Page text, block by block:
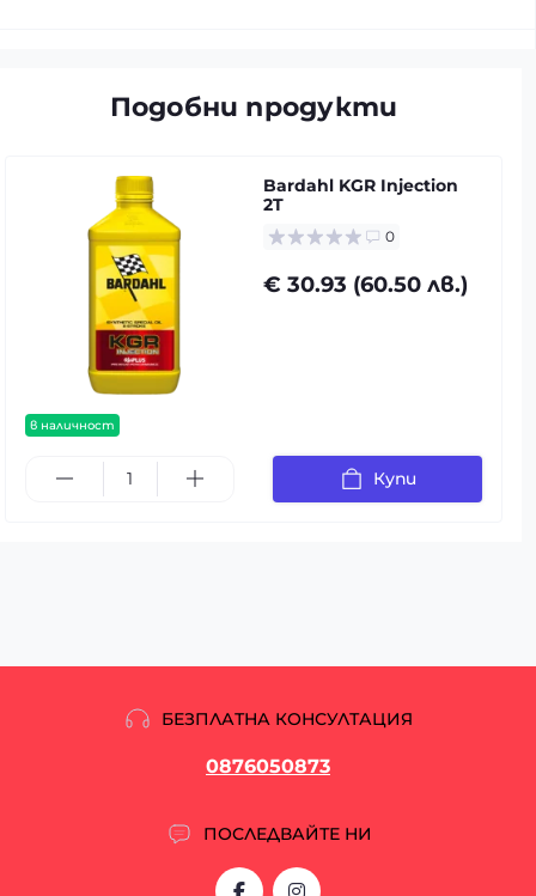
Подобни продукти
в наличност
Bardahl KGR Injection
2T
0
€ 30.93 (60.50 лв.)
Купи
БЕЗПЛАТНА КОНСУЛТАЦИЯ
0876050873
ПОСЛЕДВАЙТЕ НИ